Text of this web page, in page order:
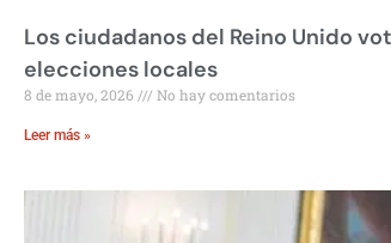
Los ciudadanos del Reino Unido
elecciones locales
8 de mayo, 2026 No hay comentarios
Leer más »